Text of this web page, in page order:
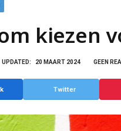
kiezen
UPDATED: 20 MAART 2024 GEEN
Twitter